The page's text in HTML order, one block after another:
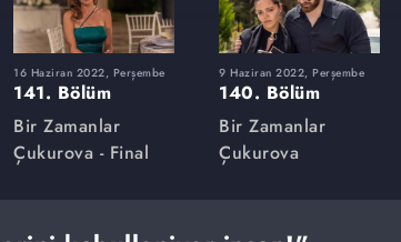
16 Haziran 2022, Perşembe
141. Bölüm
Bir Zamanlar
Çukurova - Final
9 Haziran 2022, Perşembe
140. Bölüm
Bir Zamanlar
Çukurova